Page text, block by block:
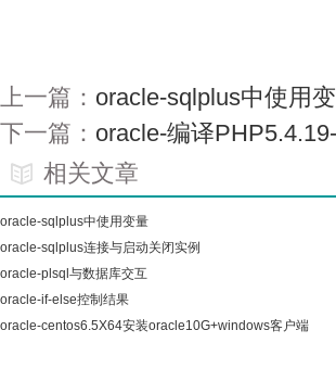
上一篇： oracle-sqlplus中使用
下一篇： oracle-编译
相关文章
oracle-sqlplus中使用变量
oracle-sqlplus连接与启动关闭实例
oracle-plsql与数据库交互
oracle-if-else控制结果
oracle-centos6.5X64安装oracle10G+windows客户端